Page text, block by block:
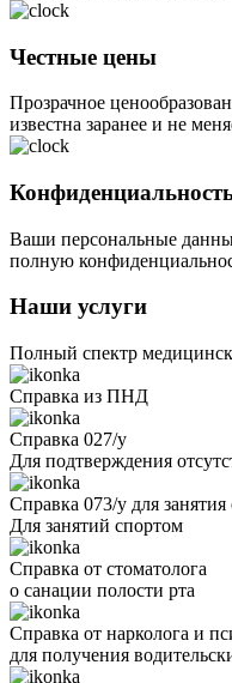
Честные цены
Прозрачное
известна заранее и не
Ваши персональные
полную
Наши услуги
Полный спектр
Справка из ПНД
Справка 027/у
Для подтверждения
Справка 073/у для
Для занятий спортом
Справка от стоматолога
о санации полости рта
Справка от нарколога и
для получения